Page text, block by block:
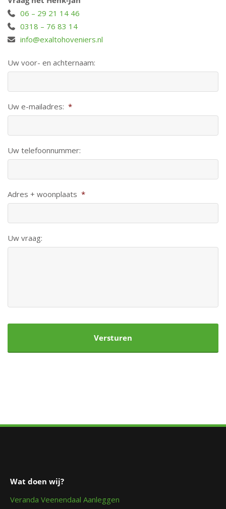
06 – 29 21 14 46
0318 – 76 83 14
info@exaltohoveniers.nl
Uw voor- en achternaam:
Uw e-mailadres: *
Uw telefoonnummer:
Adres + woonplaats *
Uw vraag:
Wat doen wij?
Veranda Veenendaal Aanleggen